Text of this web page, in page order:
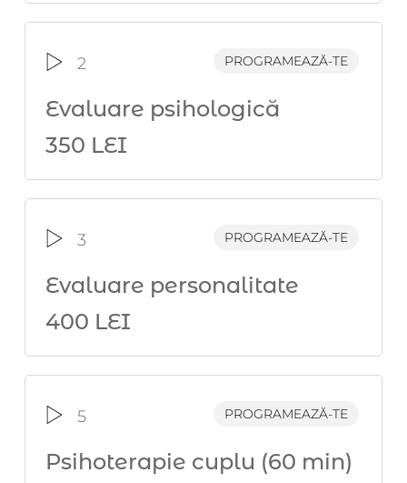
2
Evaluare psihologică
350 LEI
PROGRAMEAZĂ-TE
3
Evaluare personalitate
400 LEI
PROGRAMEAZĂ-TE
5
Psihoterapie cuplu (60 min)
PROGRAMEAZĂ-TE